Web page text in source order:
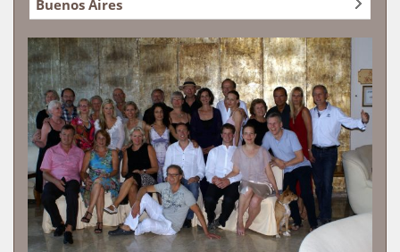
Buenos Aires